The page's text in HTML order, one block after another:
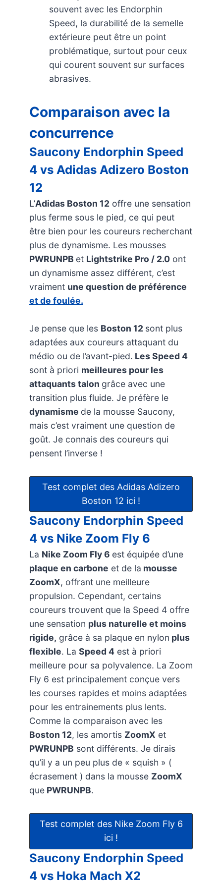
souvent avec les Endorphin
Speed, la durabilité de la semelle
extérieure peut être un point
problématique, surtout pour ceux
qui courent souvent sur surfaces
abrasives.
Comparaison avec la
concurrence
Saucony Endorphin Speed
4 vs Adidas Adizero Boston
12
L’Adidas Boston 12 offre une sensation
plus ferme sous le pied, ce qui peut
être bien pour les coureurs recherchant
plus de dynamisme. Les mousses
PWRUNPB et Lightstrike Pro / 2.0 ont
un dynamisme assez différent, c’est
vraiment une question de préférence
et de foulée.
Je pense que les Boston 12 sont plus
adaptées aux coureurs attaquant du
médio ou de l’avant-pied. Les Speed 4
sont à priori meilleures pour les
attaquants talon grâce avec une
transition plus fluide. Je préfère le
dynamisme de la mousse Saucony,
mais c’est vraiment une question de
goût. Je connais des coureurs qui
pensent l’inverse !
Test complet des Adidas Adizero
Boston 12 ici !
Saucony Endorphin Speed
4 vs Nike Zoom Fly 6
La Nike Zoom Fly 6 est équipée d’une
plaque en carbone et de la mousse
ZoomX, offrant une meilleure
propulsion. Cependant, certains
coureurs trouvent que la Speed 4 offre
une sensation plus naturelle et moins
rigide, grâce à sa plaque en nylon plus
flexible. La Speed 4 est à priori
meilleure pour sa polyvalence. La Zoom
Fly 6 est principalement conçue vers
les courses rapides et moins adaptées
pour les entrainements plus lents.
Comme la comparaison avec les
Boston 12, les amortis ZoomX et
PWRUNPB sont différents. Je dirais
qu’il y a un peu plus de « squish » (
écrasement ) dans la mousse ZoomX
que PWRUNPB.
Test complet des Nike Zoom Fly 6
ici !
Saucony Endorphin Speed
4 vs Hoka Mach X2